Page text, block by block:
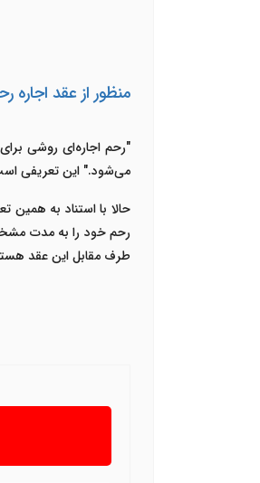
منظور از عقد
"رحم اجاره‌ای روشی
می‌شود." این تعریفی
حالا با استناد به
رحم خود را به مدت
طرف مقابل این عقد